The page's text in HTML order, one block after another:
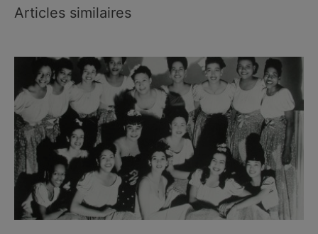
Articles similaires